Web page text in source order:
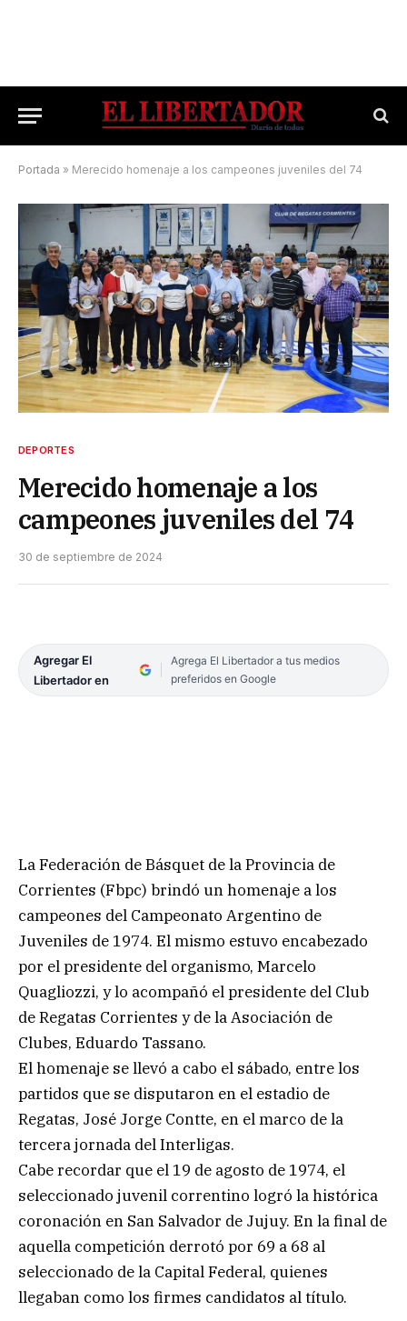
Portada » Merecido homenaje a los campeones juveniles del 74
DEPORTES
Merecido homenaje a los
campeones juveniles del 74
30 de septiembre de 2024
Agregar El
Libertador en
Agrega El Libertador a tus medios
preferidos en Google
La Federación de Básquet de la Provincia de
Corrientes (Fbpc) brindó un homenaje a los
campeones del Campeonato Argentino de
Juveniles de 1974. El mismo estuvo encabezado
por el presidente del organismo, Marcelo
Quagliozzi, y lo acompañó el presidente del Club
de Regatas Corrientes y de la Asociación de
Clubes, Eduardo Tassano.
El homenaje se llevó a cabo el sábado, entre los
partidos que se disputaron en el estadio de
Regatas, José Jorge Contte, en el marco de la
tercera jornada del Interligas.
Cabe recordar que el 19 de agosto de 1974, el
seleccionado juvenil correntino logró la histórica
coronación en San Salvador de Jujuy. En la final de
aquella competición derrotó por 69 a 68 al
seleccionado de la Capital Federal, quienes
llegaban como los firmes candidatos al título.